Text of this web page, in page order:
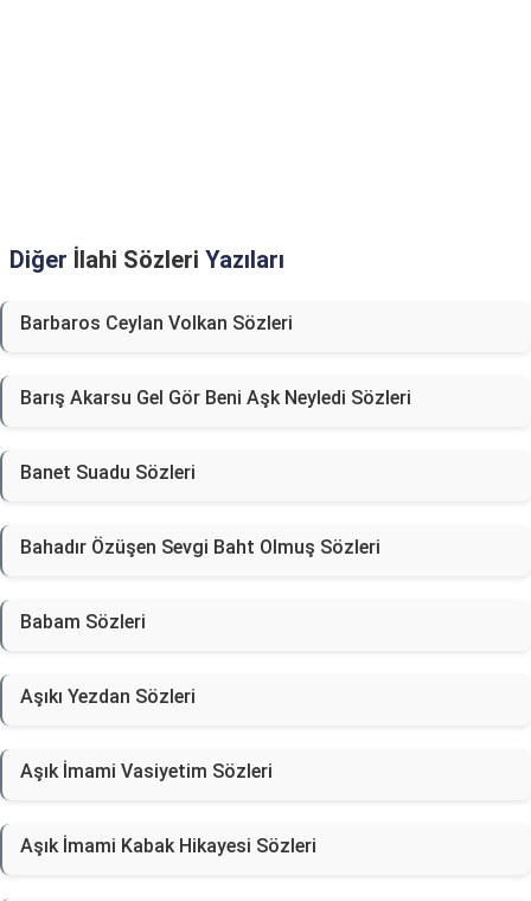
Diğer İlahi Sözleri Yazıları
Barbaros Ceylan Volkan Sözleri
Barış Akarsu Gel Gör Beni Aşk Neyledi Sözleri
Banet Suadu Sözleri
Bahadır Özüşen Sevgi Baht Olmuş Sözleri
Babam Sözleri
Aşıkı Yezdan Sözleri
Aşık İmami Vasiyetim Sözleri
Aşık İmami Kabak Hikayesi Sözleri